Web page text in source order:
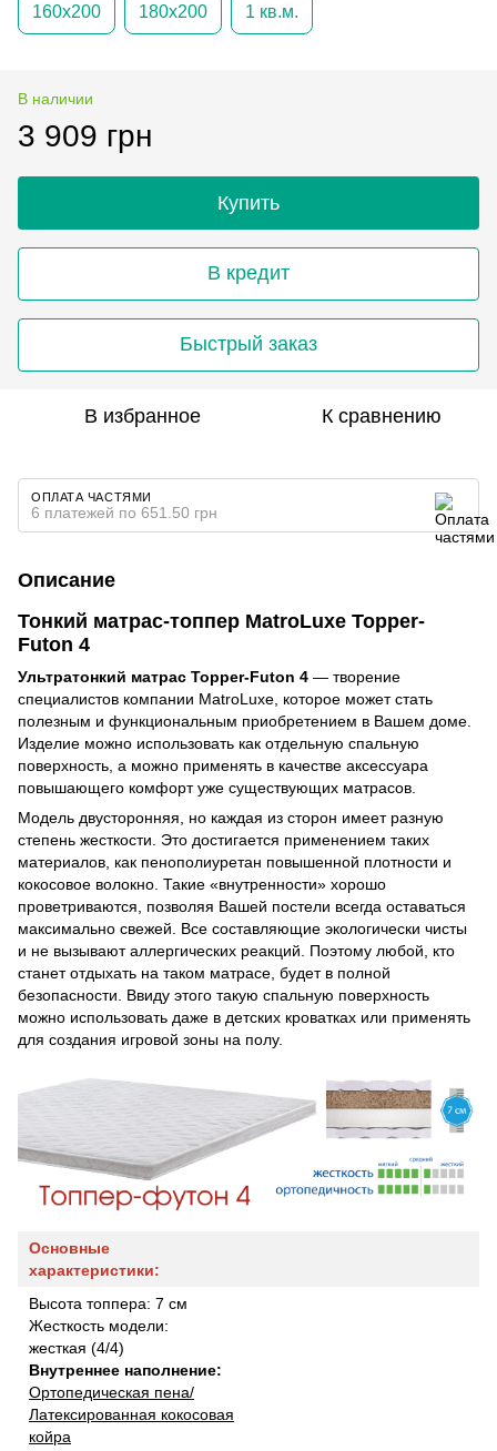
160х200 180х200 1 кв.м.
В наличии
3 909 грн
Купить
В кредит
Быстрый заказ
В избранное К сравнению
ОПЛАТА ЧАСТЯМИ
6 платежей по 651.50 грн
Описание
Тонкий матрас-топпер MatroLuxe Topper-
Futon 4
Ультратонкий матрас Topper-Futon 4 — творение
специалистов компании MatroLuxe, которое может стать
полезным и функциональным приобретением в Вашем доме.
Изделие можно использовать как отдельную спальную
поверхность, а можно применять в качестве аксессуара
повышающего комфорт уже существующих матрасов.
Модель двусторонняя, но каждая из сторон имеет разную
степень жесткости. Это достигается применением таких
материалов, как пенополиуретан повышенной плотности и
кокосовое волокно. Такие «внутренности» хорошо
проветриваются, позволяя Вашей постели всегда оставаться
максимально свежей. Все составляющие экологически чисты
и не вызывают аллергических реакций. Поэтому любой, кто
станет отдыхать на таком матрасе, будет в полной
безопасности. Ввиду этого такую спальную поверхность
можно использовать даже в детских кроватках или применять
для создания игровой зоны на полу.
Основные
характеристики:
Высота топпера: 7 см
Жесткость модели:
жесткая (4/4)
Внутреннее наполнение:
Ортопедическая пена/
Латексированная кокосовая
койра